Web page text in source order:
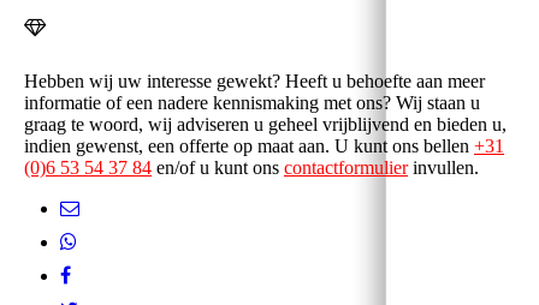
Hebben wij uw interesse gewekt? Heeft u behoefte aan meer
informatie of een nadere kennismaking met ons? Wij staan u
graag te woord, wij adviseren u geheel vrijblijvend en bieden u,
indien gewenst, een offerte op maat aan. U kunt ons bellen +31
(0)6 53 54 37 84 en/of u kunt ons contactformulier invullen.